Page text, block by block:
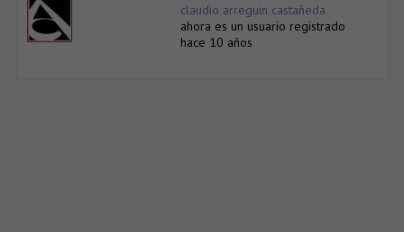
claudio arreguin castañeda
ahora es un usuario registrado
hace 10 años